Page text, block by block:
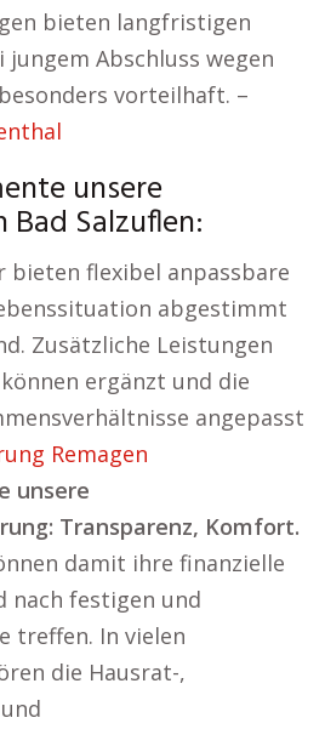
bieten langfristigen
jungem Abschluss wegen
vorteilhaft. –
unsere
Salzuflen:
bieten flexibel anpassbare
abgestimmt
Zusätzliche Leistungen
ergänzt und die
angepasst
Remagen
unsere
Transparenz, Komfort.
damit ihre finanzielle
nach festigen und
treffen. In vielen
die Hausrat-,